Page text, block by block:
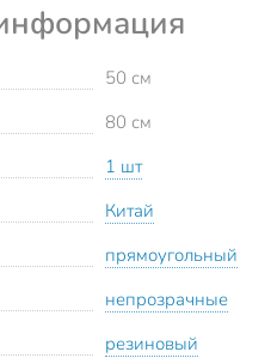
50 см
80 см
1 шт
Китай
прямоугольный
непрозрачные
резиновый